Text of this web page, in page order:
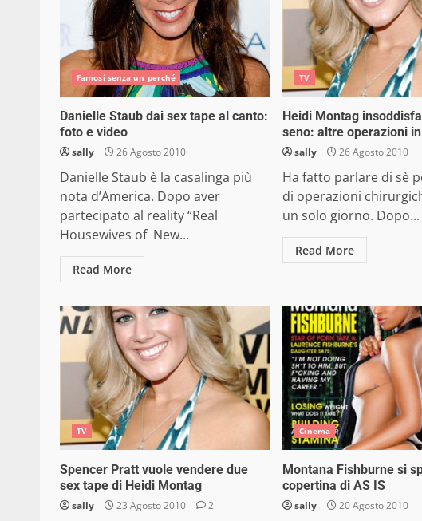
Famosi senza un perché
Danielle Staub dai sex tape al canto:
foto e video
sally 26 Agosto 2010
Danielle Staub è la casalinga più
nota d’America. Dopo aver
partecipato al reality “Real
Housewives of New...
Read More
TV
Heidi Montag
seno: altre operazioni
sally 26 Agosto 2010
Ha fatto parlare di sè
di operazioni
un solo giorno. Dopo...
Read More
TV
Spencer Pratt vuole vendere due
sex tape di Heidi Montag
sally 23 Agosto 2010 2
Cinema
Montana Fishburne si
copertina di AS IS
sally 20 Agosto 2010